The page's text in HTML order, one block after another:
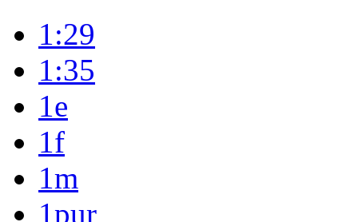
1:29
1:35
1e
1f
1m
1pur